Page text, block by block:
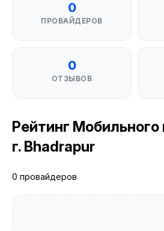
0
ПРОВАЙДЕРОВ
0
ОТЗЫВОВ
Рейтинг Мобильного
г. Bhadrapur
0 провайдеров